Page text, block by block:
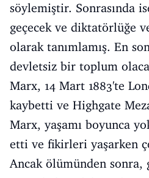
söylemiştir. Sonrasında
geçecek ve diktatörlüğe
olarak tanımlamış. En
devletsiz bir toplum
Marx, 14 Mart 1883'te
kaybetti ve Highgate
Marx, yaşamı boyunca
etti ve fikirleri yaşarken
Ancak ölümünden sonra,